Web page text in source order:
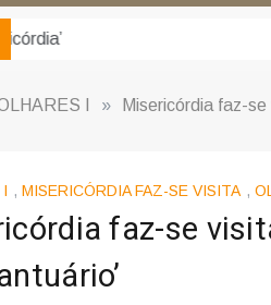
‘Os Sete Dias da Criação’ |11|
I » Misericórdia faz-
, MISERICÓRDIA FAZ-SE VISITA ,
faz-se